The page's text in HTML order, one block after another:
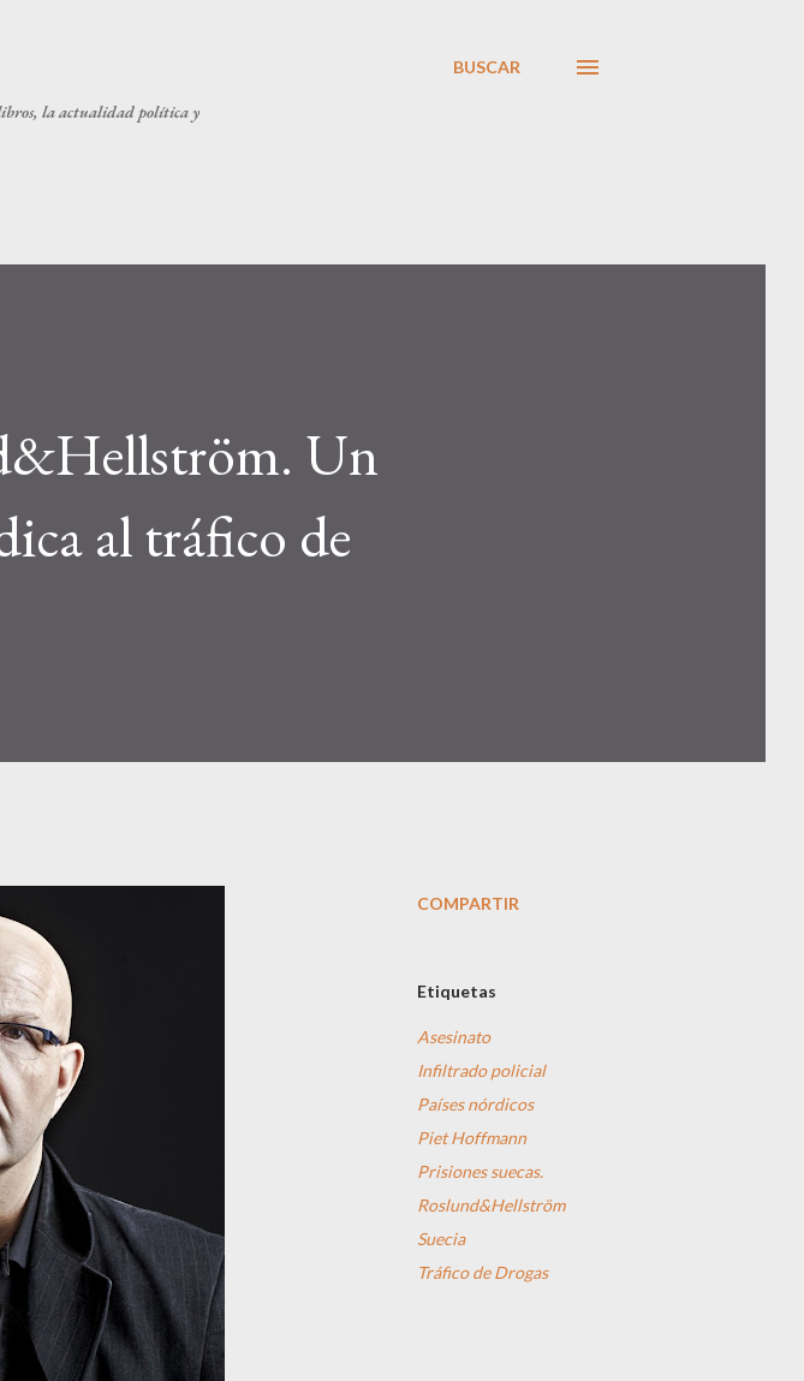
libros, la actualidad política y
BUSCAR
Un
al tráfico de
COMPARTIR
Etiquetas
Asesinato
Infiltrado policial
Países nórdicos
Piet Hoffmann
Prisiones suecas.
Roslund&Hellström
Suecia
Tráfico de Drogas